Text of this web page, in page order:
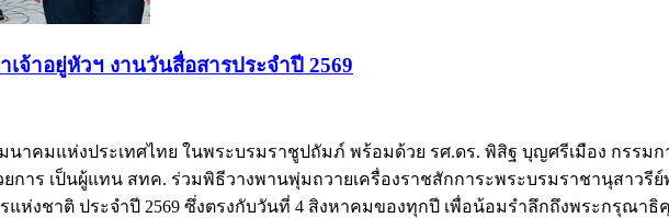
จ้าอยู่หัวฯ งานวันสื่อสารประจำปี 2569
าคมแห่งประเทศไทย ในพระบรมราชูปถัมภ์ พร้อมด้วย รศ.ดร. พิสิฐ บุญศรีเมือง กรรมก
การ เป็นผู้แทน สทค. ร่วมพิธีวางพานพุ่มถวายเครื่องราชสักการะพระบรมราชานุสาวรี
แห่งชาติ ประจำปี 2569 ซึ่งตรงกับวันที่ 4 สิงหาคมของทุกปี เพื่อน้อมรำลึกถึงพระกรุณ